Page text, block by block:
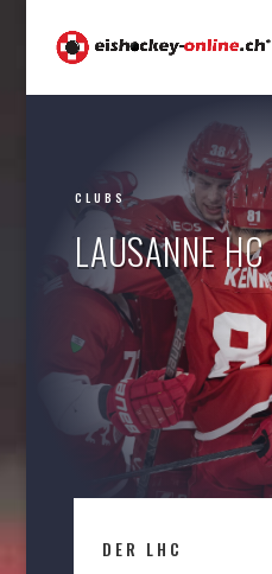
CLUBS
LAUSANNE HC
DER LHC